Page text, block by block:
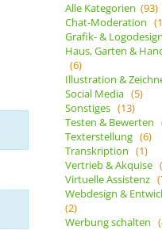
Alle Kategorien (93)
Chat-Moderation
Grafik- &
Haus, Garten &
(6)
Illustration &
Social Media (5)
Sonstiges (13)
Testen & Bewerten
Texterstellung (6)
Transkription (1)
Vertrieb & Akquise
Virtuelle Assistenz
Webdesign &
(2)
Werbung schalten